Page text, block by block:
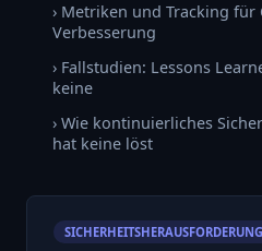
› Metriken und Tracking für
Verbesserung
› Fallstudien: Lessons
keine
› Wie kontinuierliches
hat keine löst
SICHERHEITSHERAUSFORDERUNG